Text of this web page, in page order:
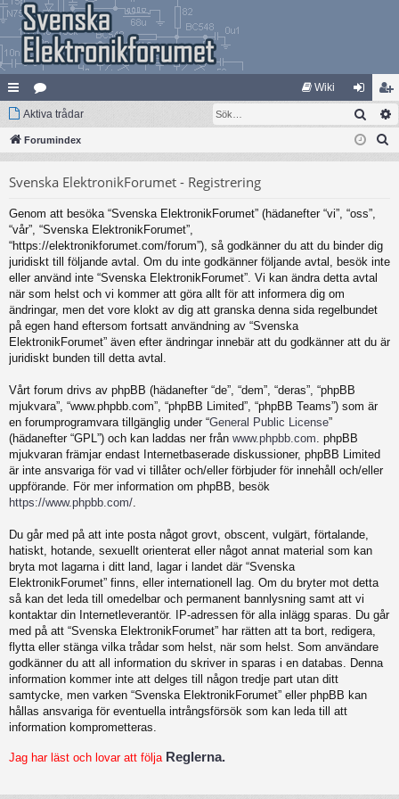
na
bb
ar
at
eg
Wiki
og
ga
li
m
Aktiva trådar Sök
Forumindex
Svenska ElektronikForumet - Registrering
Genom att besöka “Svenska ElektronikForumet” (hädanefter “vi”, “oss”,
“vår”, “Svenska ElektronikForumet”,
“https://elektronikforumet.com/forum”), så godkänner du att du binder dig
juridiskt till följande avtal. Om du inte godkänner följande avtal, besök inte
eller använd inte “Svenska ElektronikForumet”. Vi kan ändra detta avtal
när som helst och vi kommer att göra allt för att informera dig om
ändringar, men det vore klokt av dig att granska denna sida regelbundet
på egen hand eftersom fortsatt användning av “Svenska
ElektronikForumet” även efter ändringar innebär att du godkänner att du är
juridiskt bunden till detta avtal.
Vårt forum drivs av phpBB (hädanefter “de”, “dem”, “deras”, “phpBB
mjukvara”, “www.phpbb.com”, “phpBB Limited”, “phpBB Teams”) som är
en forumprogramvara tillgänglig under “General Public License”
(hädanefter “GPL”) och kan laddas ner från www.phpbb.com . phpBB
mjukvaran främjar endast Internetbaserade diskussioner, phpBB Limited
är inte ansvariga för vad vi tillåter och/eller förbjuder för innehåll och/eller
uppförande. För mer information om phpBB, besök
https://www.phpbb.com/
Du går med på att inte posta något grovt, obscent, vulgärt, förtalande,
hatiskt, hotande, sexuellt orienterat eller något annat material som kan
bryta mot lagarna i ditt land, lagar i landet där “Svenska
ElektronikForumet” finns, eller internationell lag. Om du bryter mot detta
så kan det leda till omedelbar och permanent bannlysning samt att vi
kontaktar din Internetleverantör. IP-adressen för alla inlägg sparas. Du går
med på att “Svenska ElektronikForumet” har rätten att ta bort, redigera,
flytta eller stänga vilka trådar som helst, när som helst. Som användare
godkänner du att all information du skriver in sparas i en databas. Denna
information kommer inte att delges till någon tredje part utan ditt
samtycke, men varken “Svenska ElektronikForumet” eller phpBB kan
hållas ansvariga för eventuella intrångsförsök som kan leda till att
information komprometteras.
Jag har läst och lovar att följa Reglerna.